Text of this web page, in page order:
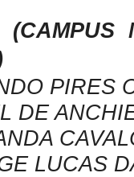
PIRES
DE
LUCAS